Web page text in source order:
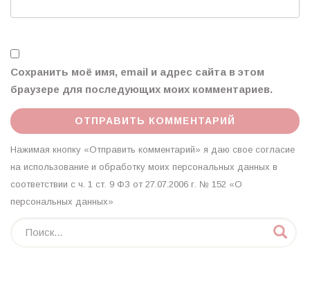
Сохранить моё имя, email и адрес сайта в этом
браузере для последующих моих комментариев.
Нажимая кнопку «Отправить комментарий» я даю свое согласие
на использование и обработку моих персональных данных в
соответствии с ч. 1 ст. 9 ФЗ от 27.07.2006 г. № 152 «О
персональных данных»